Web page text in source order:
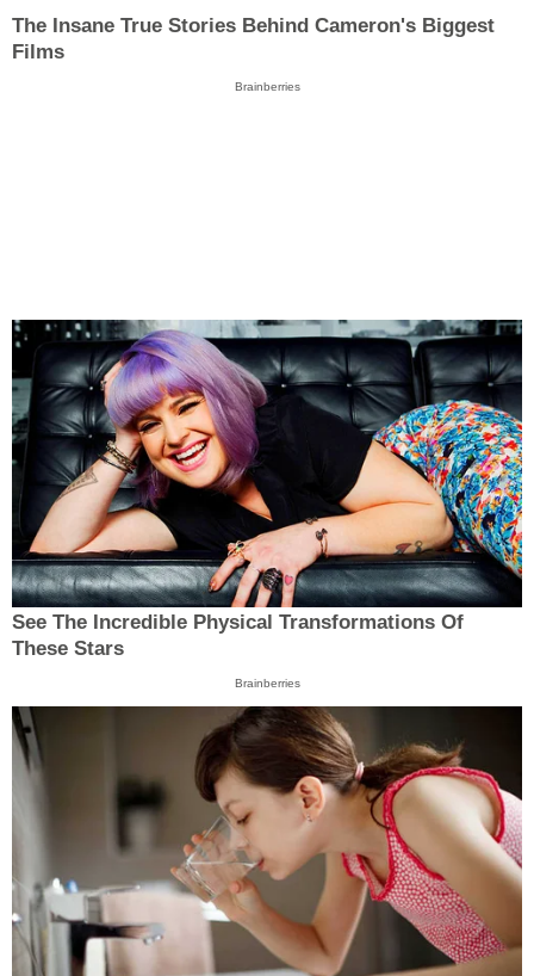
The Insane True Stories Behind Cameron's Biggest
Films
Brainberries
See The Incredible Physical Transformations Of
These Stars
Brainberries